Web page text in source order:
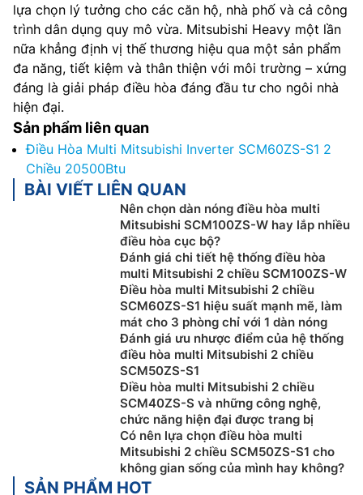
lựa chọn lý tưởng cho các căn hộ, nhà phố và cả công
trình dân dụng quy mô vừa. Mitsubishi Heavy một lần
nữa khẳng định vị thế thương hiệu qua một sản phẩm
đa năng, tiết kiệm và thân thiện với môi trường – xứng
đáng là giải pháp điều hòa đáng đầu tư cho ngôi nhà
hiện đại.
Sản phẩm liên quan
Điều Hòa Multi Mitsubishi Inverter SCM60ZS-S1 2
Chiều 20500Btu
BÀI VIẾT LIÊN QUAN
Nên chọn dàn nóng điều hòa multi
Mitsubishi SCM100ZS-W hay lắp nhiều
điều hòa cục bộ?
Đánh giá chi tiết hệ thống điều hòa
multi Mitsubishi 2 chiều SCM100ZS-W
Điều hòa multi Mitsubishi 2 chiều
SCM60ZS-S1 hiệu suất mạnh mẽ, làm
mát cho 3 phòng chỉ với 1 dàn nóng
Đánh giá ưu nhược điểm của hệ thống
điều hòa multi Mitsubishi 2 chiều
SCM50ZS-S1
Điều hòa multi Mitsubishi 2 chiều
SCM40ZS-S và những công nghệ,
chức năng hiện đại được trang bị
Có nên lựa chọn điều hòa multi
Mitsubishi 2 chiều SCM50ZS-S1 cho
không gian sống của mình hay không?
SẢN PHẨM HOT